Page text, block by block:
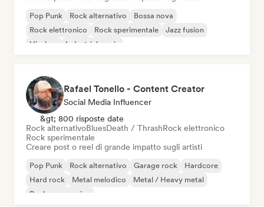
Pop Punk Rock alternativo
Bossa nova
Rock elettronico
Rock sperimentale
Jazz fusion
Hip-hop
Industrial music
Rafael Tonello - Content Creator
Social Media Influencer
&gt; 800 risposte date
Rock alternativoBluesDeath / ThrashRock elettronico
Rock sperimentale
Creare post o reel di grande impatto sugli artisti
Pop Punk Rock alternativo Garage rock
Hardcore
Hard rock
Metal melodico
Metal / Heavy metal
Rock progressivo